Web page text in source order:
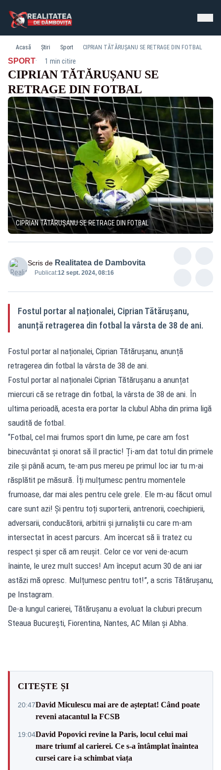
Acasă Știri Sport CIPRIAN TĂTĂRUȘANU SE RETRAGE DIN FOTBAL
SPORT· 1 min citire
CIPRIAN TĂTĂRUȘANU SE
RETRAGE DIN FOTBAL
CIPRIAN TĂTĂRUȘANU SE RETRAGE DIN FOTBAL
Scris de Realitatea de Dambovita
Publicat:12 sept. 2024, 08:16
Fostul portar al naționalei, Ciprian Tătărușanu,
anunță retragerea din fotbal la vârsta de 38 de ani.
Fostul portar al naționalei, Ciprian Tătărușanu, anunță
retragerea din fotbal la vârsta de 38 de ani.
Fostul portar al naționalei Ciprian Tătărușanu a anunțat
miercuri că se retrage din fotbal, la vârsta de 38 de ani. În
ultima perioadă, acesta era portar la clubul Abha din prima ligă
saudită de fotbal.
“Fotbal, cel mai frumos sport din lume, pe care am fost
binecuvântat și onorat să îl practic! Ți-am dat totul din primele
zile şi până acum, te-am pus mereu pe primul loc iar tu m-ai
răsplătit pe măsură. Îți mulțumesc pentru momentele
frumoase, dar mai ales pentru cele grele. Ele m-au făcut omul
care sunt azi! Și pentru toți suporterii, antrenorii, coechipierii,
adversarii, conducătorii, arbitrii și jurnaliștii cu care m-am
intersectat în acest parcurs. Am încercat să îi tratez cu
respect și sper că am reuşit. Celor ce vor veni de-acum
înainte, le urez mult succes! Am început acum 30 de ani iar
astăzi mă opresc. Mulțumesc pentru tot!”, a scris Tătărușanu,
pe Instagram.
De-a lungul carierei, Tătărușanu a evoluat la cluburi precum
Steaua București, Fiorentina, Nantes, AC Milan și Abha.
CITEȘTE ȘI
20:47David Miculescu mai are de așteptat! Când poate
reveni atacantul la FCSB
19:04David Popovici revine la Paris, locul celui mai
mare triumf al carierei. Ce s-a întâmplat înaintea
cursei care i-a schimbat viața